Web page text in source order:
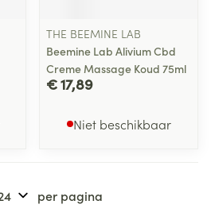
THE BEEMINE LAB
Beemine Lab Alivium Cbd
Creme Massage Koud 75ml
€ 17,89
Niet beschikbaar
per pagina